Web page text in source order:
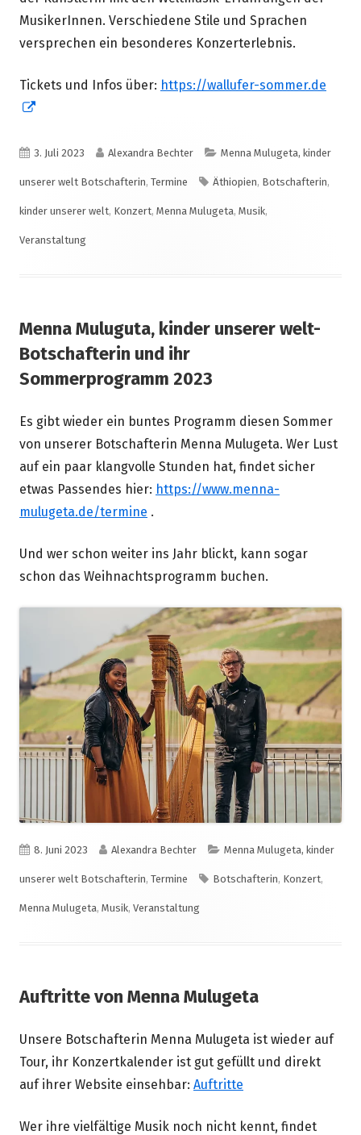
MusikerInnen. Verschiedene Stile und Sprachen
versprechen ein besonderes Konzerterlebnis.
Tickets und Infos über: https://wallufer-sommer.de
Fenster
öffnen
Veröffentlicht
am
3. Juli 2023 Autor
Alexandra Bechter Kategorien
Menna Mulugeta, kinder
unserer welt Botschafterin, Termine Schlagwörter
Äthiopien, Botschafterin,
kinder unserer welt, Konzert, Menna Mulugeta, Musik,
Veranstaltung
Menna Muluguta, kinder unserer welt-
Botschafterin und ihr
Sommerprogramm 2023
Es gibt wieder ein buntes Programm diesen Sommer
von unserer Botschafterin Menna Mulugeta. Wer Lust
auf ein paar klangvolle Stunden hat, findet sicher
etwas Passendes hier: https://www.menna-
mulugeta.de/termine .
Und wer schon weiter ins Jahr blickt, kann sogar
schon das Weihnachtsprogramm buchen.
Veröffentlicht
am
8. Juni 2023 Autor
Alexandra Bechter Kategorien
Menna Mulugeta, kinder
unserer welt Botschafterin, Termine Schlagwörter
Botschafterin, Konzert,
Menna Mulugeta, Musik, Veranstaltung
Auftritte von Menna Mulugeta
Unsere Botschafterin Menna Mulugeta ist wieder auf
Tour, ihr Konzertkalender ist gut gefüllt und direkt
auf ihrer Website einsehbar: Auftritte
Wer ihre vielfältige Musik noch nicht kennt, findet